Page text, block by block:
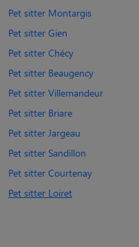
Pet sitter Montargis
Pet sitter Gien
Pet sitter Chécy
Pet sitter Beaugency
Pet sitter Villemandeur
Pet sitter Briare
Pet sitter Jargeau
Pet sitter Sandillon
Pet sitter Courtenay
Pet sitter Loiret